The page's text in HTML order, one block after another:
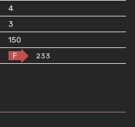
4
3
150
F 233